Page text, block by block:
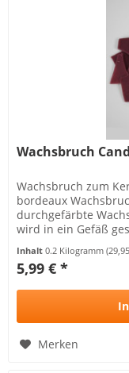
Wachsbruch
Wachsbruch zum
bordeaux
durchgefärbte
wird in ein Gefäß
Inhalt0.2 Kilogramm
5,99 € *
Merken